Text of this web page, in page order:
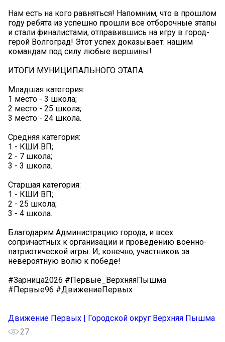
Нам есть на кого равняться! Напомним, что в прошлом
году ребята из успешно прошли все отборочные этапы
и стали финалистами, отправившись на игру в город-
герой Волгоград! Этот успех доказывает: нашим
командам под силу любые вершины!
ИТОГИ МУНИЦИПАЛЬНОГО ЭТАПА:
Младшая категория:
1 место - 3 школа;
2 место - 25 школа;
3 место - 24 школа.
Средняя категория:
1 - КШИ ВП;
2 - 7 школа;
3 - 3 школа.
Старшая категория:
1 - КШИ ВП;
2 - 25 школа;
3 - 4 школа.
Благодарим Администрацию города, и всех
сопричастных к организации и проведению военно-
патриотической игры. И, конечно, участников за
невероятную волю к победе!
#Зарница2026 #Первые_ВерхняяПышма
#Первые96 #ДвижениеПервых
Движение Первых | Городской округ Верхняя Пышма
27